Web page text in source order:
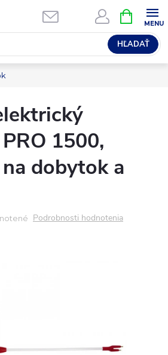
HĽADAŤ
KOŠÍK
1500,
dobytok a
Podrobnosti hodnotenia